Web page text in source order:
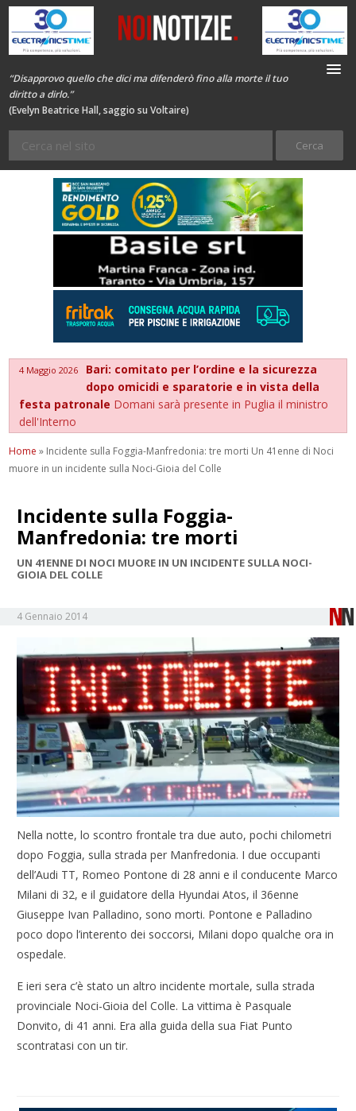
“Disapprovo quello che dici ma difenderò fino alla morte il tuo
diritto a dirlo.”
(Evelyn Beatrice Hall, saggio su Voltaire)
4 Maggio 2026
Bari: comitato per l’ordine e la sicurezza
dopo omicidi e sparatorie e in vista della
festa patronale Domani sarà presente in Puglia il ministro
dell'Interno
Home » Incidente sulla Foggia-Manfredonia: tre morti Un 41enne di Noci
muore in un incidente sulla Noci-Gioia del Colle
Incidente sulla Foggia-
Manfredonia: tre morti
UN 41ENNE DI NOCI MUORE IN UN INCIDENTE SULLA NOCI-
GIOIA DEL COLLE
4 Gennaio 2014
Nella notte, lo scontro frontale tra due auto, pochi chilometri
dopo Foggia, sulla strada per Manfredonia. I due occupanti
dell’Audi TT, Romeo Pontone di 28 anni e il conducente Marco
Milani di 32, e il guidatore della Hyundai Atos, il 36enne
Giuseppe Ivan Palladino, sono morti. Pontone e Palladino
poco dopo l’interento dei soccorsi, Milani dopo qualche ora in
ospedale.
E ieri sera c’è stato un altro incidente mortale, sulla strada
provinciale Noci-Gioia del Colle. La vittima è Pasquale
Donvito, di 41 anni. Era alla guida della sua Fiat Punto
scontratasi con un tir.